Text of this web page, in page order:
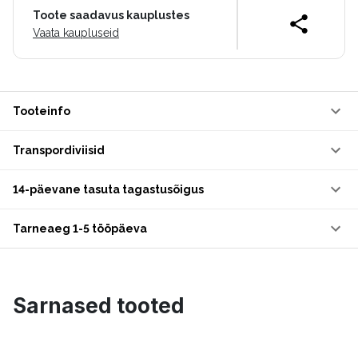
Toote saadavus kauplustes
Vaata kaupluseid
Tooteinfo
Transpordiviisid
14-päevane tasuta tagastusõigus
Tarneaeg 1-5 tööpäeva
Sarnased tooted